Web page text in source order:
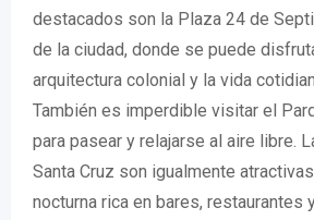
destacados son la Plaza 24 de
de la ciudad, donde se puede
arquitectura colonial y la vida
También es imperdible visitar el
para pasear y relajarse al aire libre.
Santa Cruz son igualmente
nocturna rica en bares, restaurantes